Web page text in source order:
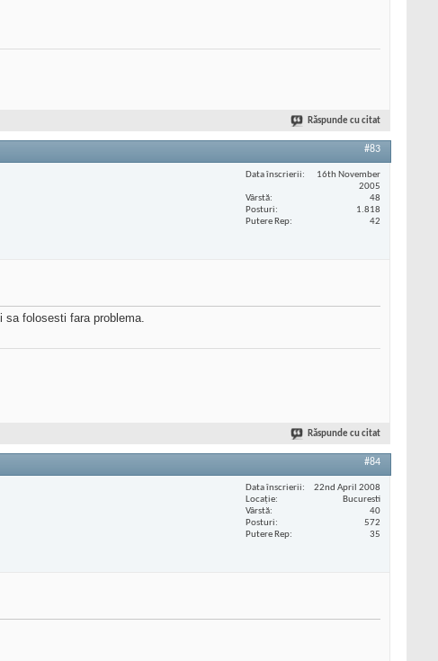
Răspunde cu citat
#83
Data înscrierii
16th November
2005
Vârstă
48
Posturi
1.818
Putere Rep
42
sa folosesti fara problema.
Răspunde cu citat
#84
Data înscrierii
22nd April 2008
Locaţie
Bucuresti
Vârstă
40
Posturi
572
Putere Rep
35